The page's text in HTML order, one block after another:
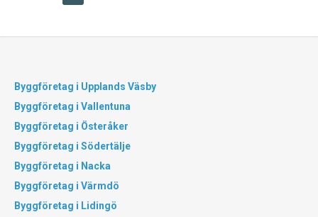
Byggföretag i Upplands Väsby
Byggföretag i Vallentuna
Byggföretag i Österåker
Byggföretag i Södertälje
Byggföretag i Nacka
Byggföretag i Värmdö
Byggföretag i Lidingö